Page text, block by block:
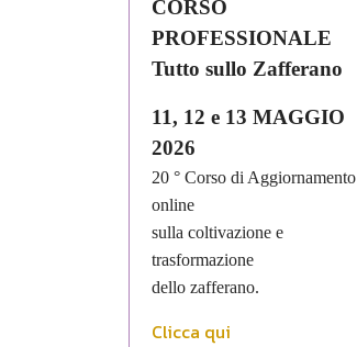
CORSO
PROFESSIONALE
Tutto sullo Zafferano
11, 12 e 13 MAGGIO
2026
20 ° Corso di Aggiornamento
online
sulla coltivazione e
trasformazione
dello zafferano.
Clicca qui